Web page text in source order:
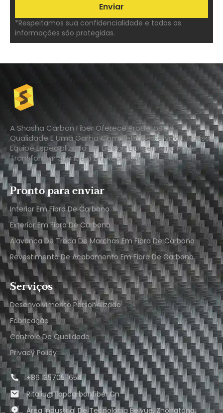
*Respeitamos sua confidencialidade e todas as
informações são protegidas.
A Shasha Carbon Fiber Oferece Produtos De
Qualidade E Uma Gama Completa De Serviços. Nossa
Equipe Especializada Em Design E Engenharia Pode
Transformar Sua Ideia Em Realidade.
Pronto para enviar
Interior Em Fibra De Carbono
Exterior Em Fibra De Carbono
Alavanca De Troca De Marchas Em Fibra De Carbono
Revestimento De Acabamento Em Fibra De Carbono
Serviços
Desenvolvimento Personalizado
Fabricação
Controle De Qualidade
Privacy Policy
+86 13570511654
Ritaliu@topcarbonfiber.cn
Área Industrial De Tecnologia Beiyue, Zhongtang,